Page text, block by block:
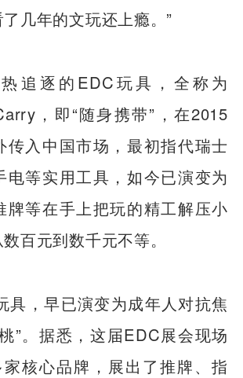
几年的文玩还上瘾。”
追逐的EDC玩具，全称为
，即“随身携带”，在2015
传入中国市场，最初指代瑞士
电等实用工具，如今已演变为
牌等在手上把玩的精工解压小
百元到数千元不等。
具，早已演变为成年人对抗焦
”。据悉，这届EDC展会现场
核心品牌，展出了推牌、指